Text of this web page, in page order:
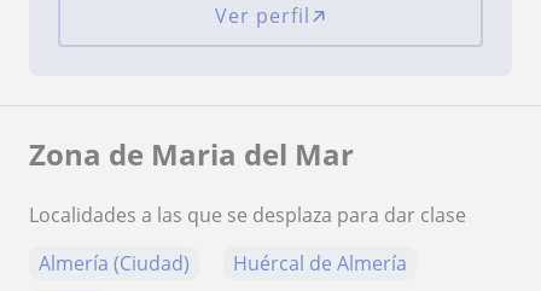
Ver perfil
Zona de Maria del Mar
Localidades a las que se desplaza para dar clase
Almería (Ciudad)
Huércal de Almería